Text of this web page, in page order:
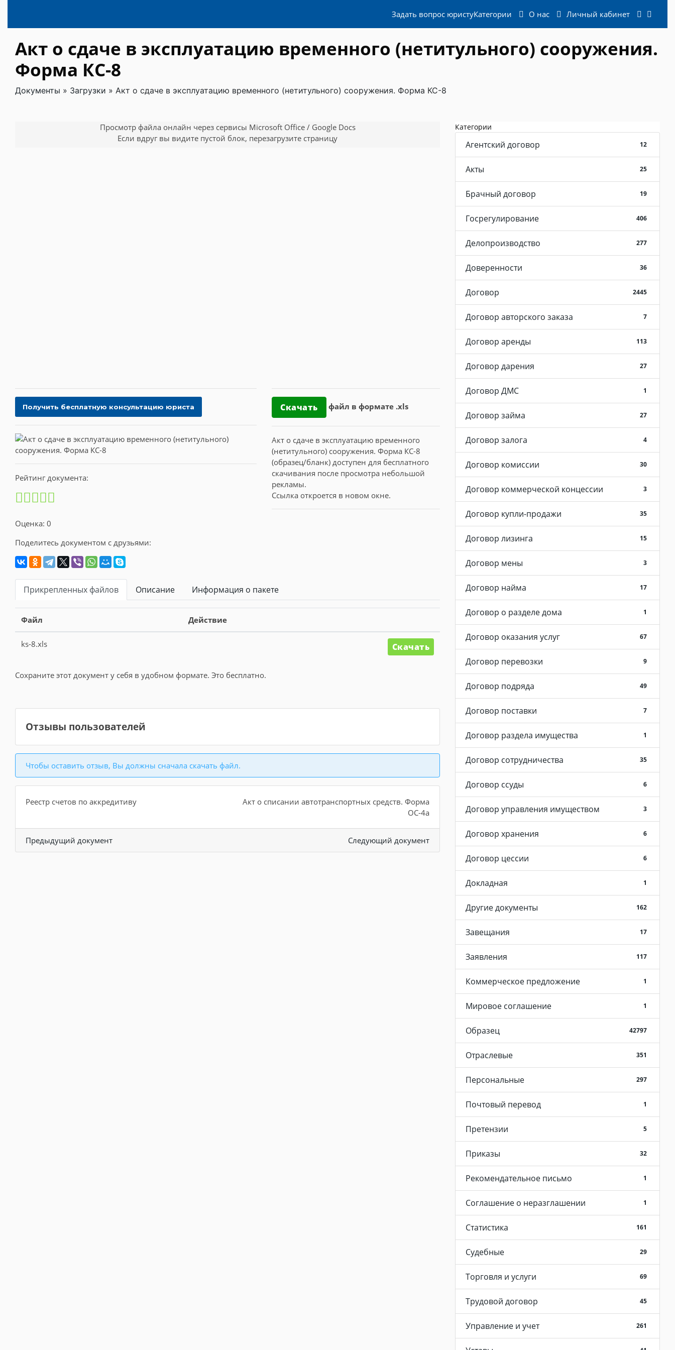
Задать вопрос юристуКатегории О нас Личный кабинет
Акт о сдаче в эксплуатацию временного (нетитульного) сооружения.
Форма КС-8
Документы » Загрузки » Акт о сдаче в эксплуатацию временного (нетитульного) сооружения. Форма КС-8
Просмотр файла онлайн через сервисы Microsoft Office / Google Docs
Если вдруг вы видите пустой блок, перезагрузите страницу
Рейтинг документа:
Оценка: 0
Поделитесь документом с друзьями:
Скачать файл в формате .xls
Акт о сдаче в эксплуатацию временного
(нетитульного) сооружения. Форма КС-8
(образец/бланк) доступен для бесплатного
скачивания после просмотра небольшой
рекламы.
Ссылка откроется в новом окне.
Прикрепленных файлов Описание Информация о пакете
Файл Действие
ks-8.xls Скачать
Сохраните этот документ у себя в удобном формате. Это бесплатно.
Отзывы пользователей
Чтобы оставить отзыв, Вы должны сначала скачать файл.
Реестр счетов по аккредитиву
Акт о списании автотранспортных средств. Форма
ОС-4а
Предыдущий документ Следующий документ
Категории
Агентский договор 12
Акты 25
Брачный договор 19
Госрегулирование 406
Делопроизводство 277
Доверенности 36
Договор 2445
Договор авторского заказа 7
Договор аренды 113
Договор дарения 27
Договор ДМС 1
Договор займа 27
Договор залога 4
Договор комиссии 30
Договор коммерческой концессии 3
Договор купли-продажи 35
Договор лизинга 15
Договор мены 3
Договор найма 17
Договор о разделе дома 1
Договор оказания услуг 67
Договор перевозки 9
Договор подряда 49
Договор поставки 7
Договор раздела имущества 1
Договор сотрудничества 35
Договор ссуды 6
Договор управления имуществом 3
Договор хранения 6
Договор цессии 6
Докладная 1
Другие документы 162
Завещания 17
Заявления 117
Коммерческое предложение 1
Мировое соглашение 1
Образец 42797
Отраслевые 351
Персональные 297
Почтовый перевод 1
Претензии 5
Приказы 32
Рекомендательное письмо 1
Соглашение о неразглашении 1
Статистика 161
Судебные 29
Торговля и услуги 69
Трудовой договор 45
Управление и учет 261